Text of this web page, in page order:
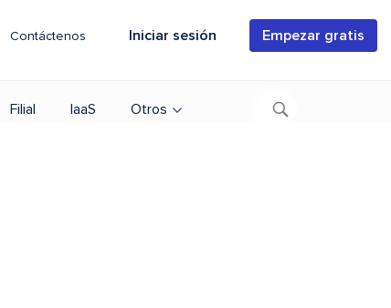
Contáctenos Iniciar sesión Empezar gratis
Filial IaaS Otros